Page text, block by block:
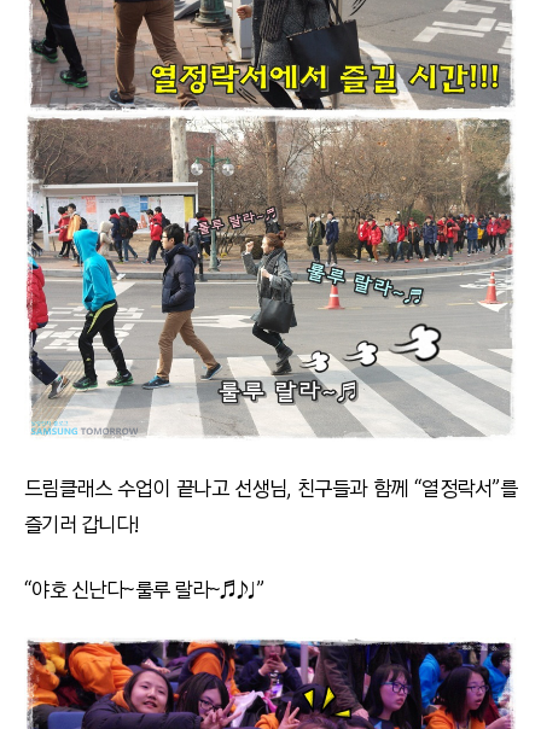
드림클래스 수업이 끝나고 선생님, 친구들과 함께 “열정락서”를
즐기러 갑니다!
“야호 신난다~룰루 랄라~♬♪♩”